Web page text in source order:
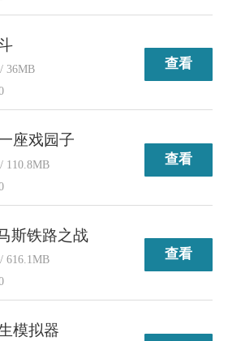
36MB
查看
座戏园子
110.8MB
查看
斯铁路之战
616.1MB
查看
模拟器